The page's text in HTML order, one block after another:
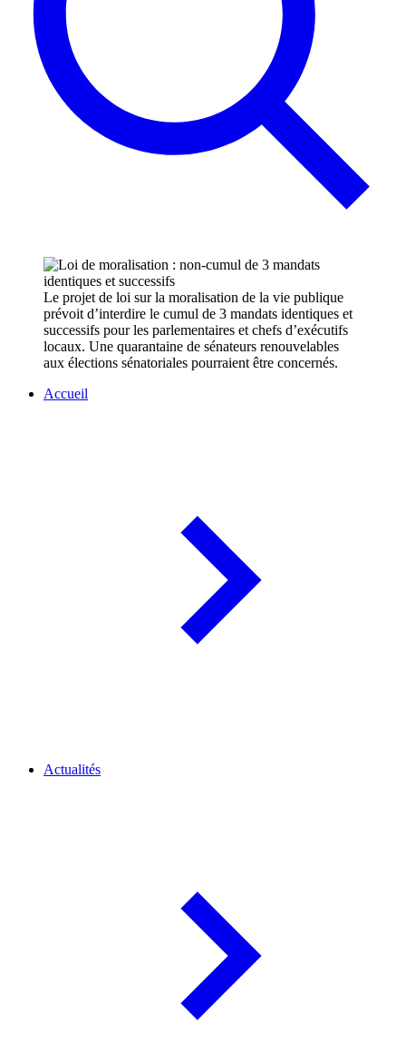
Le projet de loi sur la moralisation de la vie publique
prévoit d’interdire le cumul de 3 mandats identiques et
successifs pour les parlementaires et chefs d’exécutifs
locaux. Une quarantaine de sénateurs renouvelables
aux élections sénatoriales pourraient être concernés.
Accueil
Actualités